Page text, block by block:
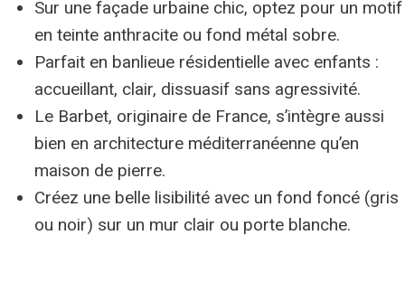
Sur une façade urbaine chic, optez pour un motif
en teinte anthracite ou fond métal sobre.
Parfait en banlieue résidentielle avec enfants :
accueillant, clair, dissuasif sans agressivité.
Le Barbet, originaire de France, s’intègre aussi
bien en architecture méditerranéenne qu’en
maison de pierre.
Créez une belle lisibilité avec un fond foncé (gris
ou noir) sur un mur clair ou porte blanche.